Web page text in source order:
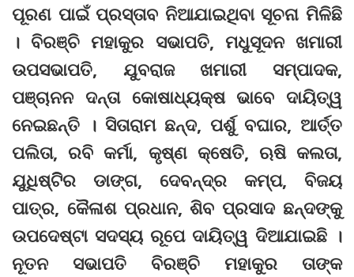
ପୂରଣ ପାଇଁ ପ୍ରସ୍ତାବ ନିଆଯାଇଥିବା ସୂଚନା ମିଳିଛି
। ବିରଞ୍ଚି ମହାକୁର ସଭାପତି, ମଧୁସୂଦନ ଖମାରୀ
ଉପସଭାପତି, ଯୁବରାଜ ଖମାରୀ ସମ୍ପାଦକ,
ପଞ୍ଚାନନ ଦନ୍ତା କୋଷାଧ୍ୟକ୍ଷ ଭାବେ ଦାୟିତ୍ୱ
ନେଇଛନ୍ତି । ସିତାରାମ ଛନ୍ଦ, ପର୍ଶୁ ବଘାର, ଆର୍ତ୍ତ
ପଲିତା, ରବି କର୍ମା, କୃଷ୍ଣ କ୍ଷେତି, ଋଷି କଲତା,
ଯୁଧିଷ୍ଟିିର ଡାଙ୍ଗ, ଦେବନ୍ଦ୍ର କମ୍ପ, ବିଜୟ
ପାତ୍ର, କୈଳାଶ ପ୍ରଧାନ, ଶିବ ପ୍ରସାଦ ଛନ୍ଦଙ୍କୁ
ଉପଦେଷ୍ଟା ସଦସ୍ୟ ରୂପେ ଦାୟିତ୍ୱ ଦିଆଯାଇଛି ।
ନୂତନ ସଭାପତି ବିରଞ୍ଚି ମହାକୁର ତାଙ୍କ